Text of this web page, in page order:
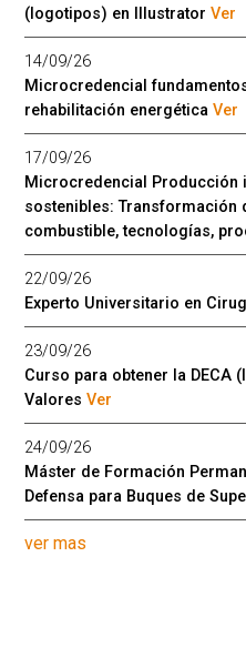
(logotipos) en IllustratorVer
14/09/26
Microcredencial
rehabilitación energéticaVer
17/09/26
Microcredencial Producción
sostenibles: Transformación
combustible, tecnologías,
22/09/26
Experto Universitario en
23/09/26
Curso para obtener la DECA
ValoresVer
24/09/26
Máster de Formación
Defensa para Buques de
ver mas